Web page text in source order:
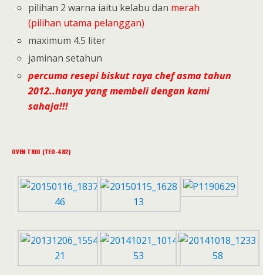
pilihan 2 warna iaitu kelabu dan merah
(pilihan utama pelanggan)
maximum 4.5 liter
jaminan setahun
percuma resepi biskut raya chef asma tahun
2012..hanya yang membeli dengan kami
sahaja!!!
OVEN TRIO (TEO-482)